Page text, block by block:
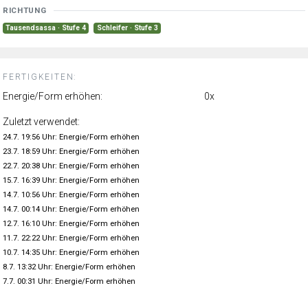
RICHTUNG
Tausendsassa · Stufe 4 Schleifer · Stufe 3
FERTIGKEITEN:
Energie/Form erhöhen: 0x
Zuletzt verwendet:
24.7. 19:56 Uhr: Energie/Form erhöhen
23.7. 18:59 Uhr: Energie/Form erhöhen
22.7. 20:38 Uhr: Energie/Form erhöhen
15.7. 16:39 Uhr: Energie/Form erhöhen
14.7. 10:56 Uhr: Energie/Form erhöhen
14.7. 00:14 Uhr: Energie/Form erhöhen
12.7. 16:10 Uhr: Energie/Form erhöhen
11.7. 22:22 Uhr: Energie/Form erhöhen
10.7. 14:35 Uhr: Energie/Form erhöhen
8.7. 13:32 Uhr: Energie/Form erhöhen
7.7. 00:31 Uhr: Energie/Form erhöhen